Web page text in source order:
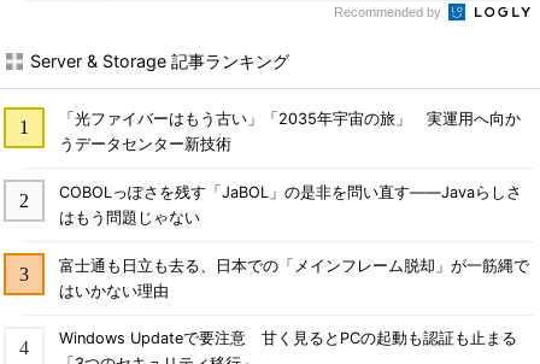
Recommended by
Server & Storage 記事ランキング
「光ファイバーはもう古い」「2035年宇宙の旅」 実運用へ向か
うデータセンター新技術
COBOLっぽさを残す「JaBOL」の是非を問い直す――Javaらしさ
はもう問題じゃない
富士通も日立も去る、日本での「メインフレーム脱却」が一筋縄で
はいかない理由
Windows Updateで要注意 甘く見るとPCの起動も認証も止まる